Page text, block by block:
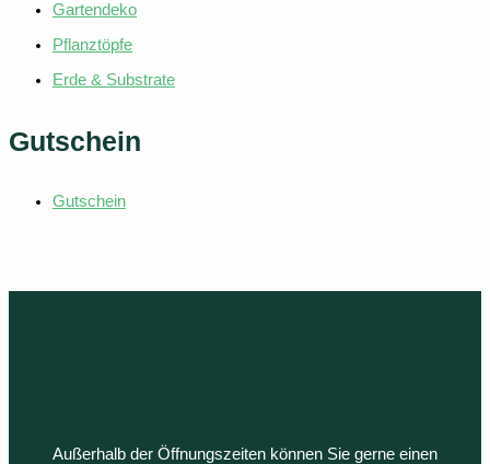
Gartendeko
Pflanztöpfe
Erde & Substrate
Gutschein
Gutschein
Außerhalb der Öffnungszeiten können Sie gerne einen